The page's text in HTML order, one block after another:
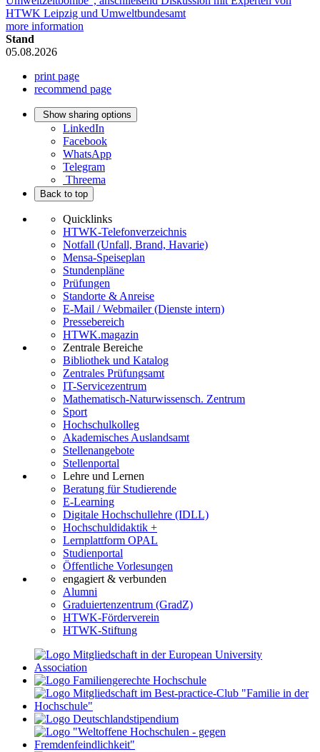
HTWK Leipzig und Umweltbundesamt
more information
Stand
05.08.2026
print page
recommend page
Show sharing options
LinkedIn
Facebook
WhatsApp
Telegram
Threema
Back to top
Quicklinks
HTWK-Telefonverzeichnis
Notfall (Unfall, Brand, Havarie)
Mensa-Speiseplan
Stundenpläne
Prüfungen
Standorte & Anreise
E-Mail / Webmailer (Dienste intern)
Pressebereich
HTWK.magazin
Zentrale Bereiche
Bibliothek und Katalog
Zentrales Prüfungsamt
IT-Servicezentrum
Mathematisch-Naturwissensch. Zentrum
Sport
Hochschulkolleg
Akademisches Auslandsamt
Stellenangebote
Stellenportal
Lehre und Lernen
Beratung für Studierende
E-Learning
Digitale Hochschullehre (IDLL)
Hochschuldidaktik +
Lernplattform OPAL
Studienportal
Öffentliche Vorlesungen
engagiert & verbunden
Alumni
Graduiertenzentrum (GradZ)
HTWK-Förderverein
HTWK-Stiftung